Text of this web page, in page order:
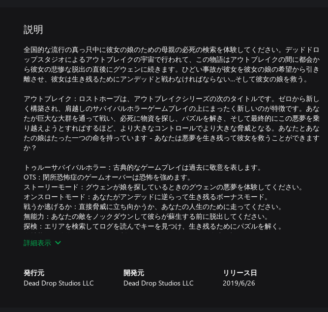
説明
全国的な流行の真っ只中に彼女の娘のための母親の必死の検索を体験してください。デッドドロ
ップスタジオによるアウトブレイクの宇宙で行われて、この物語はアウトブレイクの間に都会か
ら彼女の悲惨な脱出の直後にグウェンに続きます。ひどい事故が彼女を彼女の娘の希望から引き
離させ、彼女は生き残るためにアンデッドと戦わなければならない…そして彼女の娘を救う。
アウトブレイク：ロストホープは、アウトブレイクシリーズの次のタイトルです。ゼロから新し
く構築され、肩越しのサバイバルホラーゲームプレイの上にまったく新しいのが特徴です。あな
たが巨大な大群を通って戦い、必死に物資を探し、パズルを解き、そして最終的にこの悪夢を乗
り越えようとすればするほど、より大きなコントロールでより大きな脅威となる。あなたとあな
たの娘はたった一つの命を持っています - あなたは悪夢を生き残って彼女を救うことができます
か？
トゥルーサバイバルホラー：古典的なゲームプレイは過去に敬意を表します。
OTS：閉所恐怖症のゲームオーバーは恐怖を強めます。
ストーリーモード：グウェンが娘を探しているときのグウェンの悪夢を体験してください。
オンスロートモード：あなたがアンデッドに逆らって生き残るボーナスモード。
戦うか逃げるか：直接脅威に立ち向かうか、あなたの人生のために走ってください。
無能力：あなたの敵をノックダウンして彼らが蘇生する前に脱出してください。
探検：エリアを検索してログを読んでキーを見つけ、生き残るためにパズルを解く。
進捗状況：節約は限られており制限されています。あなたの進歩を記録するためにフロッピーデ
ィスクを見つけなさい。
難易度：複数の不自由な難易度モードでプレイします。
防衛：アンデッドに対する多数の銃器と近接武器を利用する。
詳細表示
発行元
Dead Drop Studios LLC
開発元
Dead Drop Studios LLC
リリース日
2019/6/26